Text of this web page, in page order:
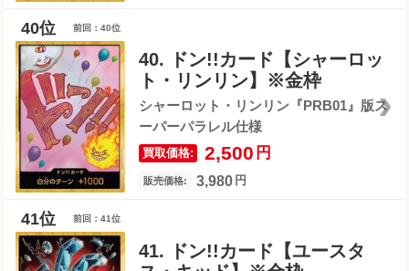
前回：40位
40. ドン!!カード【シャーロッ
ト・リンリン】※金枠
シャーロット・リンリン『PRB01』版ス
ーパーパラレル仕様
買取価格: 2,500 円
販売価格: 3,980 円
前回：41位
41. ドン!!カード【ユースタ